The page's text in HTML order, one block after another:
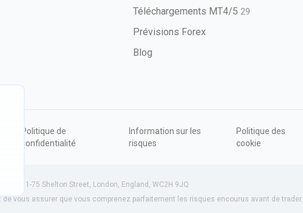
Téléchargements MT4/5 29
Prévisions Forex
Blog
Politique de
confidentialité
Information sur les
risques
Politique des
cookie
| 71-75 Shelton Street, London, England, WC2H 9JQ
vous assurer que vous comprenez parfaitement les risques encourus avant de trader.